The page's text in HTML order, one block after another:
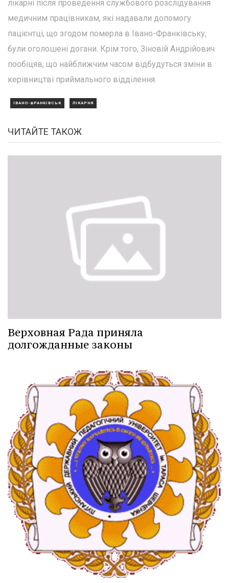
лікарні після проведення службового розслідування
медичним працівникам, які надавали допомогу
пацієнтці, що згодом померла в Івано-Франківську,
були оголошені догани. Крім того, Зіновій Андрійович
пообіцяв, що найближчим часом відбудуться зміни в
керівництві приймального відділення.
ІВАНО-ФРАНКІВСЬК ЛІКАРНЯ
ЧИТАЙТЕ ТАКОЖ
Верховная Рада приняла
долгожданные законы